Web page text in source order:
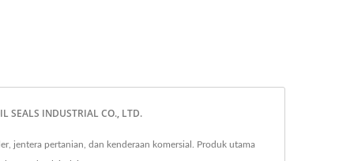
INDUSTRIAL CO., LTD.
jentera pertanian, dan kenderaan komersial. Produk utama